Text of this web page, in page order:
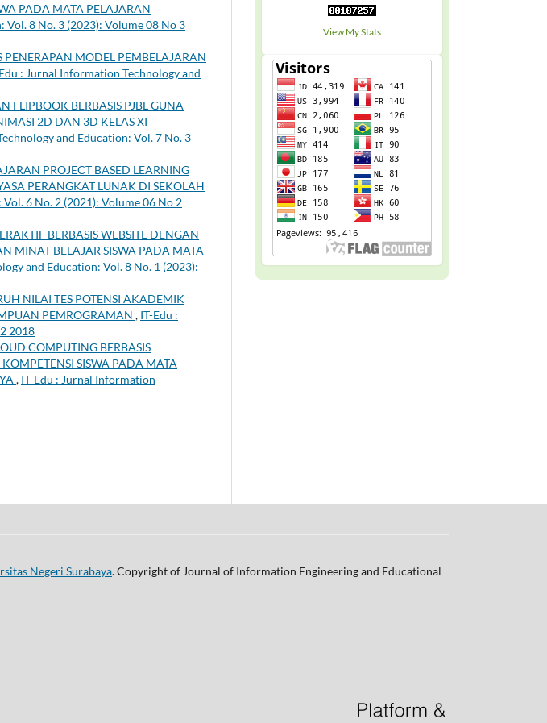
PADA MATA PELAJARAN
8 No. 3 (2023): Volume 08 No 3
PENERAPAN MODEL PEMBELAJARAN
: Jurnal Information Technology and
FLIPBOOK BERBASIS PJBL GUNA
2D DAN 3D KELAS XI
and Education: Vol. 7 No. 3
PROJECT BASED LEARNING
PERANGKAT LUNAK DI SEKOLAH
6 No. 2 (2021): Volume 06 No 2
BERBASIS WEBSITE DENGAN
MINAT BELAJAR SISWA PADA MATA
and Education: Vol. 8 No. 1 (2023):
NILAI TES POTENSI AKADEMIK
PEMROGRAMAN , IT-Edu :
2018
COMPUTING BERBASIS
SISWA PADA MATA
, IT-Edu : Jurnal Information
View My Stats
Negeri Surabaya. Copyright of Journal of Information Engineering and Educational